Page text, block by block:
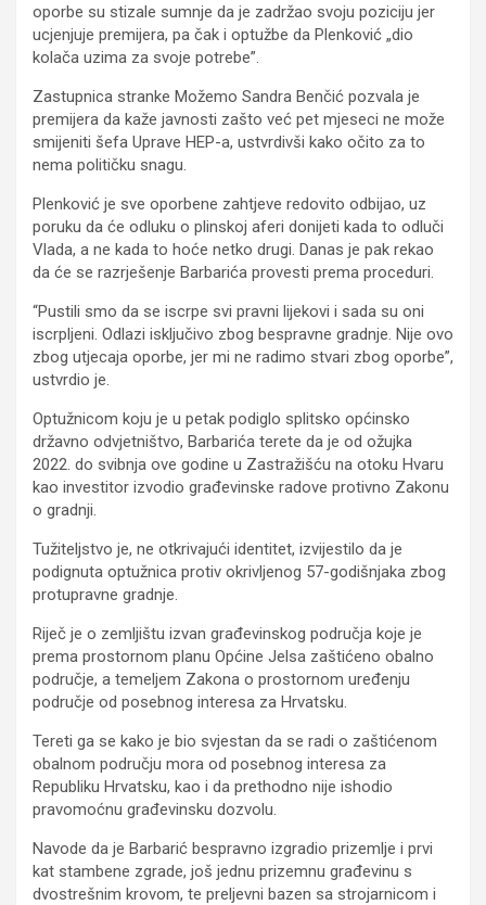
oporbe su stizale sumnje da je zadržao svoju poziciju jer
ucjenjuje premijera, pa čak i optužbe da Plenković „dio
kolača uzima za svoje potrebe”.
Zastupnica stranke Možemo Sandra Benčić pozvala je
premijera da kaže javnosti zašto već pet mjeseci ne može
smijeniti šefa Uprave HEP-a, ustvrdivši kako očito za to
nema političku snagu.
Plenković je sve oporbene zahtjeve redovito odbijao, uz
poruku da će odluku o plinskoj aferi donijeti kada to odluči
Vlada, a ne kada to hoće netko drugi. Danas je pak rekao
da će se razrješenje Barbarića provesti prema proceduri.
“Pustili smo da se iscrpe svi pravni lijekovi i sada su oni
iscrpljeni. Odlazi isključivo zbog bespravne gradnje. Nije ovo
zbog utjecaja oporbe, jer mi ne radimo stvari zbog oporbe”,
ustvrdio je.
Optužnicom koju je u petak podiglo splitsko općinsko
državno odvjetništvo, Barbarića terete da je od ožujka
2022. do svibnja ove godine u Zastražišću na otoku Hvaru
kao investitor izvodio građevinske radove protivno Zakonu
o gradnji.
Tužiteljstvo je, ne otkrivajući identitet, izvijestilo da je
podignuta optužnica protiv okrivljenog 57-godišnjaka zbog
protupravne gradnje.
Riječ je o zemljištu izvan građevinskog područja koje je
prema prostornom planu Općine Jelsa zaštićeno obalno
područje, a temeljem Zakona o prostornom uređenju
područje od posebnog interesa za Hrvatsku.
Tereti ga se kako je bio svjestan da se radi o zaštićenom
obalnom području mora od posebnog interesa za
Republiku Hrvatsku, kao i da prethodno nije ishodio
pravomoćnu građevinsku dozvolu.
Navode da je Barbarić bespravno izgradio prizemlje i prvi
kat stambene zgrade, još jednu prizemnu građevinu s
dvostrešnim krovom, te preljevni bazen sa strojarnicom i